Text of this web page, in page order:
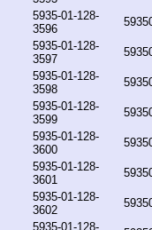
5935-01-128-
3596
5935-01-128-
3597
5935-01-128-
3598
5935-01-128-
3599
5935-01-128-
3600
5935-01-128-
3601
5935-01-128-
3602
5935-01-128-